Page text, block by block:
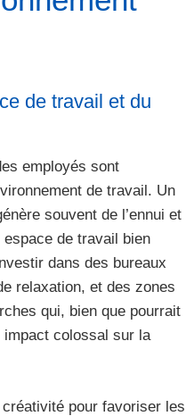
de travail et du
employés sont
de travail. Un
souvent de l’ennui et
espace de travail bien
dans des bureaux
relaxation, et des zones
qui, bien que pourrait
colossal sur la
pour favoriser les